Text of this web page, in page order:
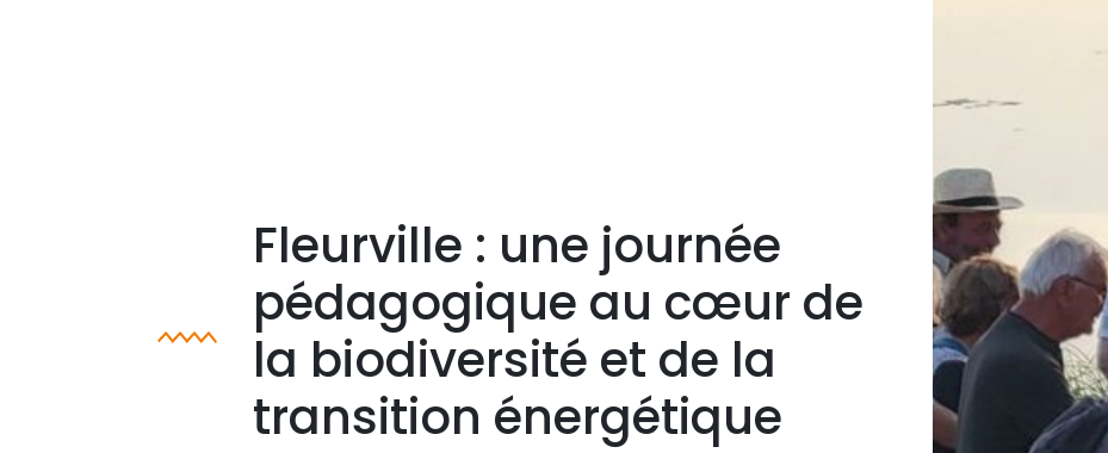
Fleurville : une journée
pédagogique au cœur de
la biodiversité et de la
transition énergétique